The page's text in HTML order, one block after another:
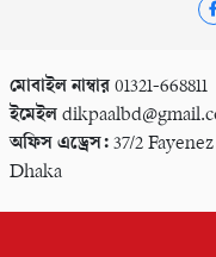
মোবাইল নাম্বার 01321-668811
ইমেইল
অফিস এড্রেস: 37/2
Dhaka